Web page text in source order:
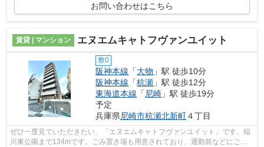
お問い合わせはこちら
賃貸 | マンション エヌエムキャトフヴァンユイット
敷0
阪神本線 「大物 」駅 徒歩10分
阪神本線 「杭瀬 」駅 徒歩12分
東海道本線 「尼崎 」駅 徒歩19分
予定
兵庫県尼崎市杭瀬北新町４丁目
ぜひ一度見ていただきたい、「エヌエムキャトフヴァンユイット」です。稲
川東公園まで134mです。ごみ置き場も用意されており、通勤前などにごみ